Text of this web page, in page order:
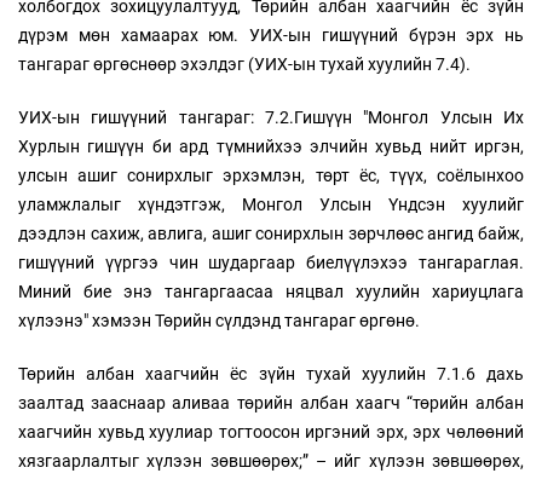
холбогдох зохицуулалтууд, Төрийн албан хаагчийн ёс зүйн
дүрэм мөн хамаарах юм. УИХ-ын гишүүний бүрэн эрх нь
тангараг өргөснөөр эхэлдэг (УИХ-ын тухай хуулийн 7.4).
УИХ-ын гишүүний тангараг: 7.2.Гишүүн "Монгол Улсын Их
Хурлын гишүүн би ард түмнийхээ элчийн хувьд нийт иргэн,
улсын ашиг сонирхлыг эрхэмлэн, төрт ёс, түүх, соёлынхоо
уламжлалыг хүндэтгэж, Монгол Улсын Үндсэн хуулийг
дээдлэн сахиж, авлига, ашиг сонирхлын зөрчлөөс ангид байж,
гишүүний үүргээ чин шударгаар биелүүлэхээ тангараглая.
Миний бие энэ тангаргаасаа няцвал хуулийн хариуцлага
хүлээнэ" хэмээн Төрийн сүлдэнд тангараг өргөнө.
Төрийн албан хаагчийн ёс зүйн тухай хуулийн 7.1.6 дахь
заалтад зааснаар аливаа төрийн албан хаагч “төрийн албан
хаагчийн хувьд хуулиар тогтоосон иргэний эрх, эрх чөлөөний
хязгаарлалтыг хүлээн зөвшөөрөх;” – ийг хүлээн зөвшөөрөх,